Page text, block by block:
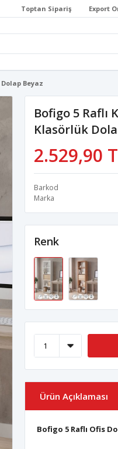
Toptan Sipariş Export
Beyaz
Bofigo 5 Raflı
Klasörlük
2.529,90
Barkod
Marka
Renk
Ürün Açıklaması
Bofigo 5 Raflı Ofis